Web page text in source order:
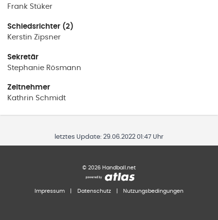
Frank Stüker
Schiedsrichter (2)
Kerstin Zipsner
Sekretär
Stephanie Rösmann
Zeitnehmer
Kathrin Schmidt
letztes Update: 29.06.2022 01:47 Uhr
© 2026 Handball.net
Impressum Datenschutz Nutzungsbedingungen